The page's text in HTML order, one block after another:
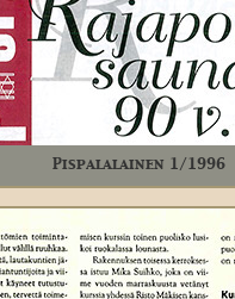
Pispalalainen 1/1996